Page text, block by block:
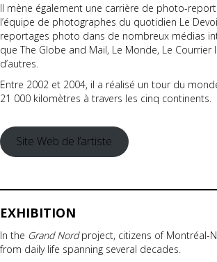
Il mène également une carrière de photo-
l’équipe de photographes du quotidien Le
reportages photo dans de nombreux médias
que The Globe and Mail, Le Monde, Le
d’autres.
Entre 2002 et 2004, il a réalisé un tour du
21 000 kilomètres à travers les cinq continents.
Site Web de l’artiste
EXHIBITION
In the Grand Nordproject, citizens of Montréal-
from daily life spanning several decades.